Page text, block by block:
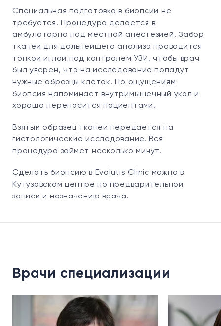
Специальная подготовка в биопсии не
требуется. Процедура делается в
амбулаторно под местной анестезией. Забор
тканей для дальнейшего анализа проводится
тонкой иглой под контролем УЗИ, чтобы врач
был уверен, что на исследование попадут
нужные образцы клеток. По ощущениям
биопсия напоминает внутримышечный укол и
хорошо переносится пациентами.
Взятый образец тканей передается на
гистологические исследование. Вся
процедура займет несколько минут.
Сделать биопсию в Evolutis Clinic можно в
Кутузовском центре по предварительной
записи и назначению врача.
Врачи специализации